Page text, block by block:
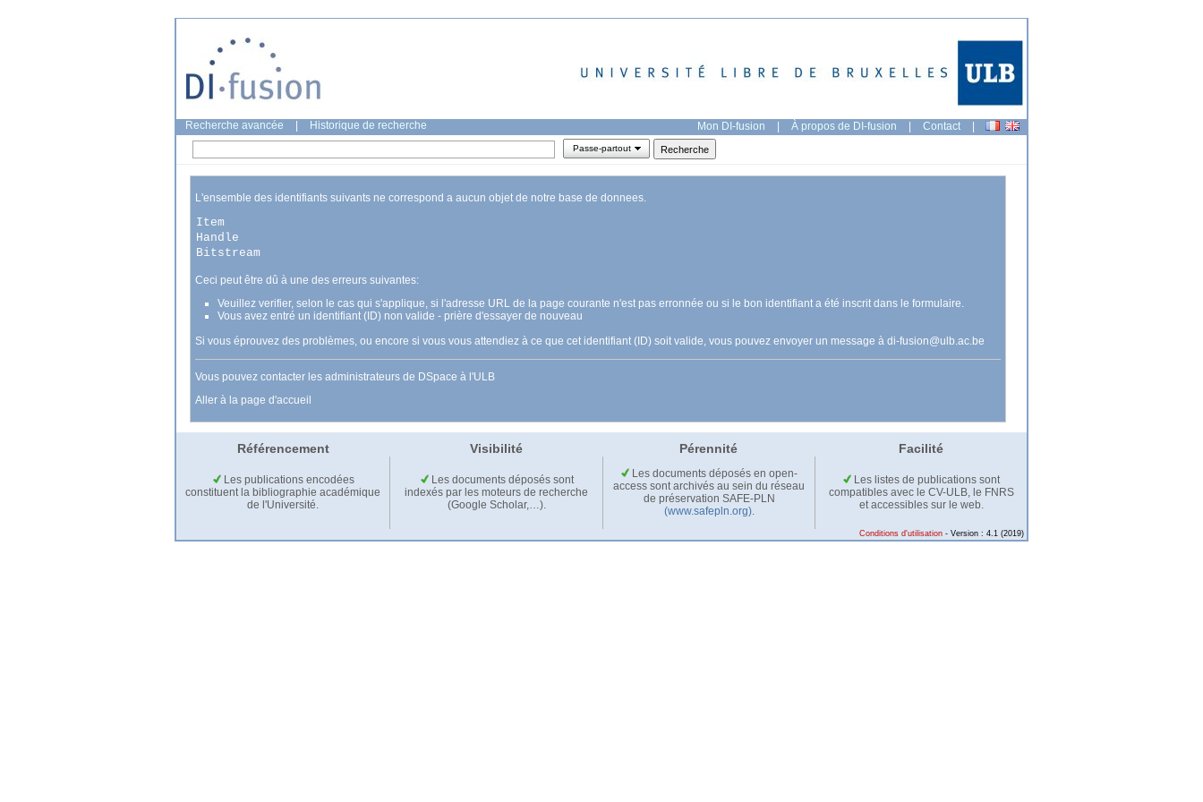
Recherche avancée Historique de recherche Mon DI-fusion | À propos de DI-fusion | Contact |
Passe-partout
L'ensemble des identifiants suivants ne correspond a aucun objet de notre base de donnees.
Item
Handle
Bitstream
Ceci peut être dû à une des erreurs suivantes:
Veuillez verifier, selon le cas qui s'applique, si l'adresse URL de la page courante n'est pas erronnée ou si le bon identifiant a été inscrit dans le formulaire.
Vous avez entré un identifiant (ID) non valide - prière d'essayer de nouveau
Si vous éprouvez des problèmes, ou encore si vous vous attendiez à ce que cet identifiant (ID) soit valide, vous pouvez envoyer un message à di-fusion@ulb.ac.be
Vous pouvez contacter les administrateurs de DSpace à l'ULB
Aller à la page d'accueil
Référencement Visibilité Pérennité Facilité
Les publications encodées
constituent la bibliographie académique
de l'Université.
Les documents déposés sont
indexés par les moteurs de recherche
(Google Scholar,…).
Les documents déposés en open-
access sont archivés au sein du réseau
de préservation SAFE-PLN
(www.safepln.org).
Les listes de publications sont
compatibles avec le CV-ULB, le FNRS
et accessibles sur le web.
Conditions d'utilisation - Version : 4.1 (2019)